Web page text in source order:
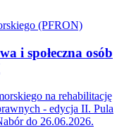
(PFRON)
i społeczna osób
na rehabilitację
- edycja II. Pula
do 26.06.2026.